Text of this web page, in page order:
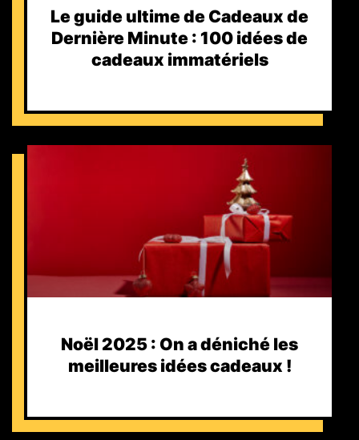
Le guide ultime de Cadeaux de
Dernière Minute : 100 idées de
cadeaux immatériels
Noël 2025 : On a déniché les
meilleures idées cadeaux !